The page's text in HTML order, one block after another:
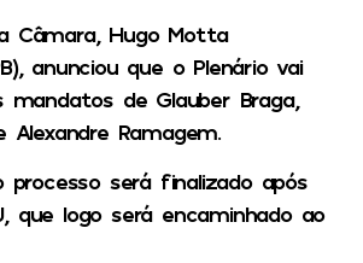
Câmara, Hugo Motta
anunciou que o Plenário vai
mandatos de Glauber Braga,
Alexandre Ramagem.
processo será finalizado após
que logo será encaminhado ao